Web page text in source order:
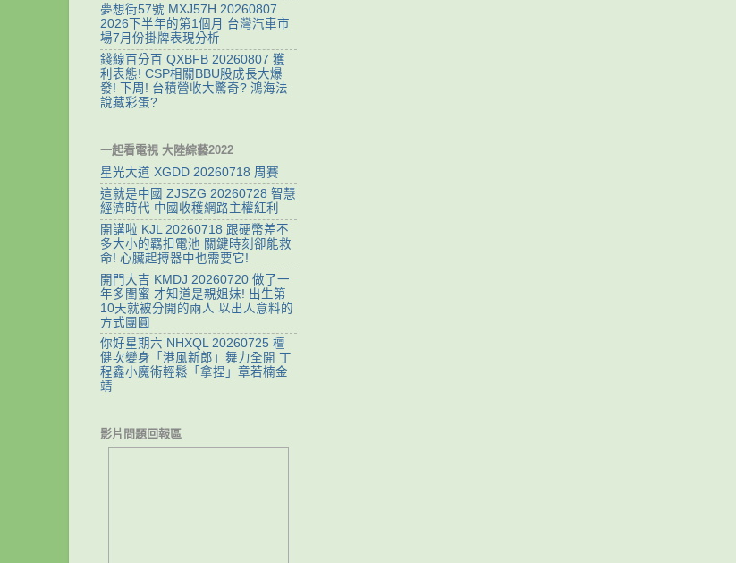
夢想街57號 MXJ57H 20260807
2026下半年的第1個月 台灣汽車市
場7月份掛牌表現分析
錢線百分百 QXBFB 20260807 獲
利表態! CSP相關BBU股成長大爆
發! 下周! 台積營收大驚奇? 鴻海法
說藏彩蛋?
一起看電視 大陸綜藝2022
星光大道 XGDD 20260718 周賽
這就是中國 ZJSZG 20260728 智慧
經濟時代 中國收穫網路主權紅利
開講啦 KJL 20260718 跟硬幣差不
多大小的羈扣電池 關鍵時刻卻能救
命! 心臟起搏器中也需要它!
開門大吉 KMDJ 20260720 做了一
年多閨蜜 才知道是親姐妹! 出生第
10天就被分開的兩人 以出人意料的
方式團圓
你好星期六 NHXQL 20260725 檀
健次變身「港風新郎」舞力全開 丁
程鑫小魔術輕鬆「拿捏」章若楠金
靖
影片問題回報區